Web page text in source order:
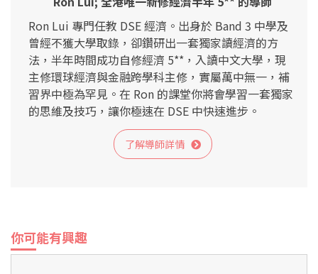
Ron Lui 專門任教 DSE 經濟。出身於 Band 3 中學及
曾經不獲大學取錄，卻鑽研出一套獨家讀經濟的方
法，半年時間成功自修經濟 5**，入讀中文大學，現
主修環球經濟與金融跨學科主修，實屬萬中無一，補
習界中極為罕見。在 Ron 的課堂你將會學習一套獨家
的思維及技巧，讓你極速在 DSE 中快速進步。
了解導師詳情
你可能有興趣